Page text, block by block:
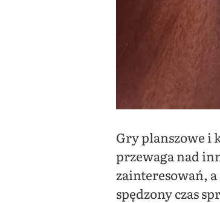
Gry planszowe i
przewaga nad
zainteresowań,
spędzony czas